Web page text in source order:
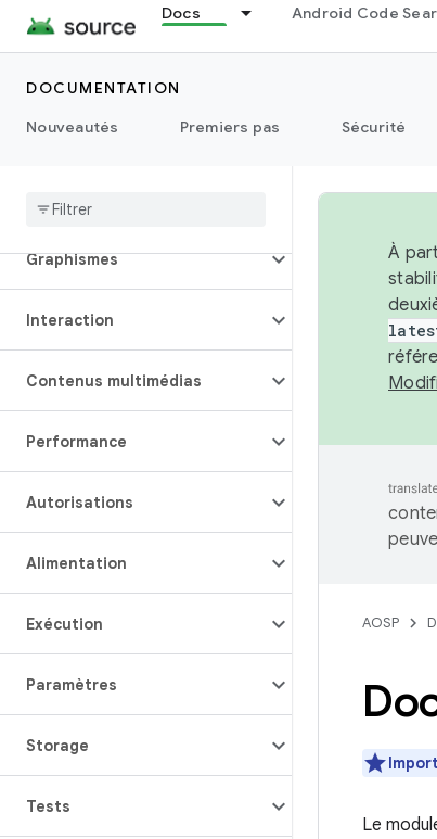
Docs Android Code
DOCUMENTATION
Nouveautés
Premiers pas Sécurité
Connectivité
Écran
Polices
Graphismes
Interaction
Contenus multimédias
Performance
Autorisations
Alimentation
Exécution
Paramètres
Storage
Tests
À
AOSP
Le